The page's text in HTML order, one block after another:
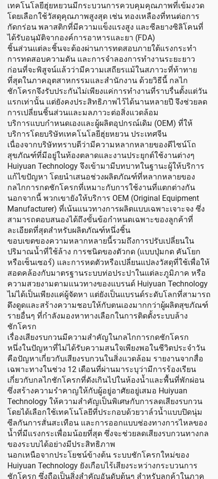
เทคโนโลยีฮุ่ยหยวนมีกระบวนการควบคุมคุณภาพที่เข้มงวด
โดยเลือกใช้วัสดุคุณภาพสูงสุด เช่น ทองเหลืองที่ทนต่อการ
กัดกร่อน พลาสติกที่มีความแข็งแรงสูง และซีลยางซิลิโคนที่
ได้รับอนุมัติจากองค์การอาหารและยา (FDA)
ชิ้นส่วนแต่ละชิ้นจะต้องผ่านการทดสอบภายใต้แรงกระทำ
การทดสอบความดัน และการจำลองการทำงานระยะยาว
ก่อนที่จะพิสูจน์แล้วว่ามีความเสถียรแม้ในสภาวะที่ท้าทาย
ที่สุดในภาคอุตสาหกรรมและสำนักงาน ด้วยวิธีนี้ กลไก
ชักโครกจึงรับประกันไม่เพียงแค่การทำงานที่ราบรื่นตั้งแต่วัน
แรกเท่านั้น แต่ยังคงประสิทธิภาพไว้ได้นานหลายปี จึงช่วยลด
การเปลี่ยนชิ้นส่วนและมลภาวะต่อสิ่งแวดล้อม
บริการแบบกำหนดเองและผู้ผลิตอุปกรณ์เดิม (OEM) ที่ให้
บริการโดยบริษัทเทคโนโลยีฮุ่ยหยวน ประเทศจีน
เนื่องจากบริษัททราบดีว่ามีความหลากหลายของดีไซน์โถ
สุขภัณฑ์ที่มีอยู่ในท้องตลาดและงานประยุกต์ใช้งานต่างๆ
Huiyuan Technology จึงเข้ามามีบทบาทในฐานะผู้ให้บริการ
แก้ไขปัญหา โดยนำเสนอช่วงผลิตภัณฑ์ที่หลากหลายของ
กลไกการกดชักโครกที่เหมาะกับการใช้งานที่แตกต่างกัน
นอกจากนี้ พวกเขายังให้บริการ OEM (Original Equipment
Manufacturer) ที่เน้นแนวทางการผลิตแบบเฉพาะเจาะจง ซึ่ง
สามารถตอบสนองได้ถึงขั้นข้อกำหนดเฉพาะของลูกค้าที่
ละเอียดที่สุดสำหรับผลิตภัณฑ์หนึ่งชิ้น
ขอบเขตของความหลากหลายนี้รวมถึงการปรับเปลี่ยนใน
ปริมาณน้ำที่ใช้ล้าง การชนิดของตัวกด (แบบปุ่มกด คันโยก
หรือเซ็นเซอร์) และการหดตัวหรือเปลี่ยนแปลงวัสดุที่ใช้เพื่อให้
สอดคล้องกับมาตรฐานระบบท่อประปาในแต่ละภูมิภาค หรือ
ความสวยงามตามแนวทางของแบรนด์ Huiyuan Technology
ไม่ได้เป็นเพียงแค่ผู้จัดหา แต่ยังเป็นแบรนด์ระดับโลกที่สามารถ
ดึงดูดและสร้างความชอบให้กับตนเองมากกว่าผู้ผลิตสุขภัณฑ์
รายอื่นๆ ที่กำลังมองหาทางเลือกในการติดตั้งระบบล้าง
ชักโครก
เรื่องเสียงรบกวนมีความสำคัญในกลไกการกดชักโครก
หนึ่งในปัญหาที่ไม่ได้รับความสนใจเพียงพอในชีวิตประจำวัน
คือปัญหาเกี่ยวกับเสียงรบกวนในสิ่งแวดล้อม รายงานจากสื่อ
เฉพาะทางในช่วง 12 เดือนที่ผ่านมาระบุว่ามีการร้องเรียน
เกี่ยวกับกลไกชักโครกที่ดังเกินไปในห้องน้ำและพื้นที่พักผ่อน
ซึ่งสร้างความรำคาญให้กับผู้อยู่อาศัยอยู่เสมอ Huiyuan
Technology ให้ความสำคัญเป็นพิเศษกับการลดเสียงรบกวน
โดยได้เลือกใช้เทคโนโลยีที่ประกอบด้วยวาล์วน้ำแบบปิดนุ่ม
ซีลกันการสั่นสะเทือน และการออกแบบช่องทางการไหลของ
น้ำที่มีแรงกระเพื่อมน้อยที่สุด ซึ่งจะช่วยลดเสียงรบกวนทางกล
ของระบบได้อย่างมีประสิทธิภาพ
นอกเหนือจากประโยชน์ข้างต้น ระบบชักโครกใหม่ของ
Huiyuan Technology ยังเกือบไร้เสียงระหว่างกระบวนการ
ชักโครก ซึ่งถือเป็นสิ่งสำคัญอันดับต้นๆ สำหรับลูกค้าในภาค